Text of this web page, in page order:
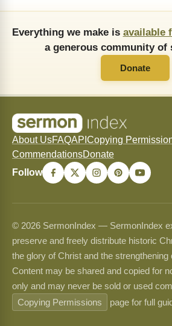
Everything we make is available
a generous community of
Donate
About UsFAQAPI Copying
CommendationsDonate
Follow
© 2026 SermonIndex — SermonIndex
preserve and freely distribute historic
the glory of Christ and the strengthening
Content may be shared and copied for
only and may never be sold or used
Copying Permissions
page for full